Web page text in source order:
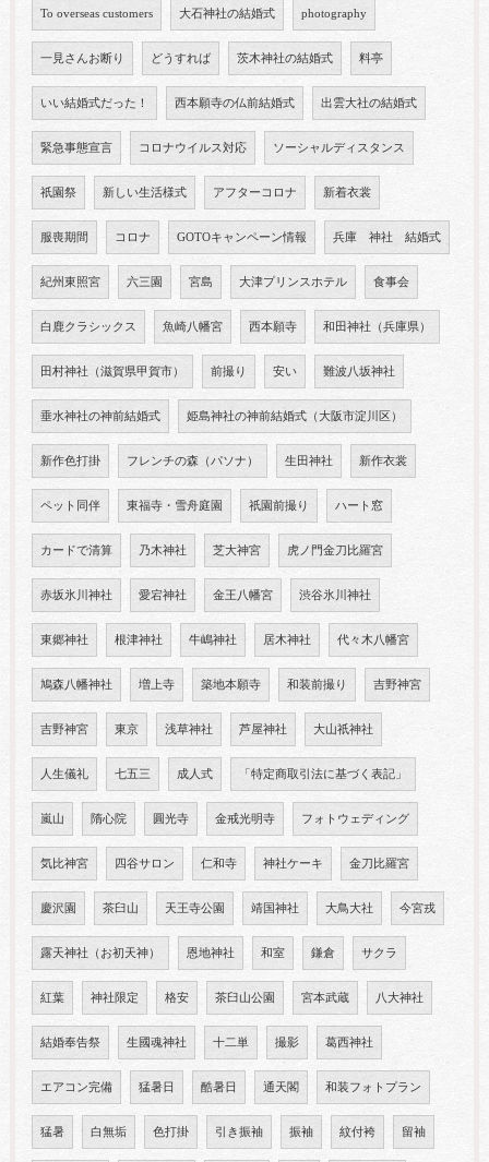
To overseas customers 大石神社の結婚式 photography
一見さんお断り どうすれば 茨木神社の結婚式 料亭
いい結婚式だった！ 西本願寺の仏前結婚式 出雲大社の結婚式
緊急事態宣言 コロナウイルス対応 ソーシャルディスタンス
祇園祭 新しい生活様式 アフターコロナ 新着衣裳
服喪期間 コロナ GOTOキャンペーン情報 兵庫 神社 結婚式
紀州東照宮 六三園 宮島 大津プリンスホテル 食事会
白鹿クラシックス 魚崎八幡宮 西本願寺 和田神社（兵庫県）
田村神社（滋賀県甲賀市） 前撮り 安い 難波八坂神社
垂水神社の神前結婚式 姫島神社の神前結婚式（大阪市淀川区）
新作色打掛 フレンチの森（パソナ） 生田神社 新作衣裳
ペット同伴 東福寺・雪舟庭園 祇園前撮り ハート窓
カードで清算 乃木神社 芝大神宮 虎ノ門金刀比羅宮
赤坂氷川神社 愛宕神社 金王八幡宮 渋谷氷川神社
東郷神社 根津神社 牛嶋神社 居木神社 代々木八幡宮
鳩森八幡神社 増上寺 築地本願寺 和装前撮り 吉野神宮
吉野神宮 東京 浅草神社 芦屋神社 大山祇神社
人生儀礼 七五三 成人式 「特定商取引法に基づく表記」
嵐山 隋心院 圓光寺 金戒光明寺 フォトウェディング
気比神宮 四谷サロン 仁和寺 神社ケーキ 金刀比羅宮
慶沢園 茶臼山 天王寺公園 靖国神社 大鳥大社 今宮戎
露天神社（お初天神） 恩地神社 和室 鎌倉 サクラ
紅葉 神社限定 格安 茶臼山公園 宮本武蔵 八大神社
結婚奉告祭 生國魂神社 十二単 撮影 葛西神社
エアコン完備 猛暑日 酷暑日 通天閣 和装フォトプラン
猛暑 白無垢 色打掛 引き振袖 振袖 紋付袴 留袖